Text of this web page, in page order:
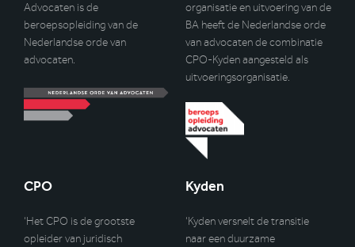
Advocaten is de
beroepsopleiding van de
Nederlandse orde van
advocaten.
organisatie en uitvoering van de
BA heeft de Nederlandse orde
van advocaten de combinatie
CPO-Kyden aangesteld als
uitvoeringsorganisatie.
CPO
‘Het CPO is de grootste
opleider van juridisch
Kyden
‘Kyden versnelt de transitie
naar een duurzame